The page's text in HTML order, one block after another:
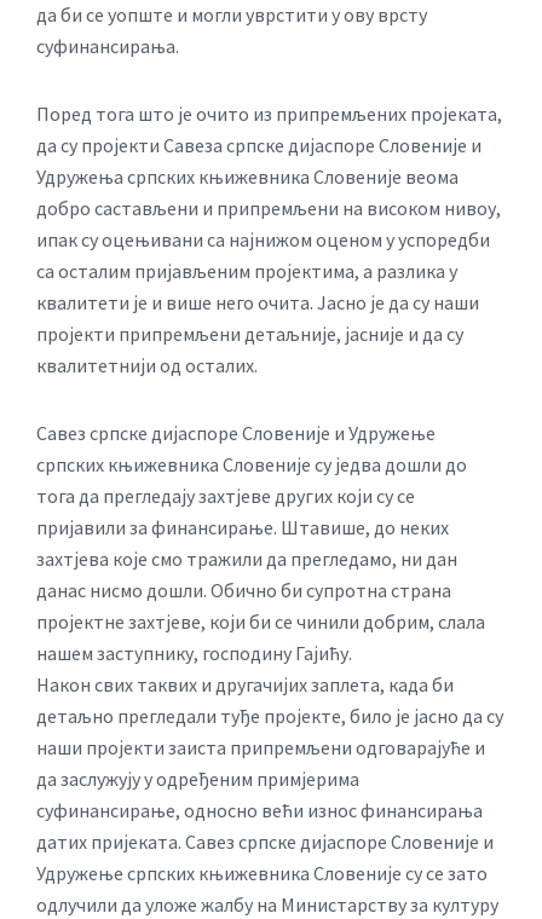
да би се уопште и могли уврстити у ову врсту
суфинансирања.
Поред тога што је очито из припремљених пројеката,
да су пројекти Савеза српске дијаспоре Словеније и
Удружења српских књижевника Словеније веома
добро састављени и припремљени на високом нивоу,
ипак су оцењивани са најнижом оценом у успоредби
са осталим пријављеним пројектима, а разлика у
квалитети је и више него очита. Јасно је да су наши
пројекти припремљени детаљније, јасније и да су
квалитетнији од осталих.
Савез српске дијаспоре Словеније и Удружење
српских књижевника Словеније су једва дошли до
тога да прегледају захтјеве других који су се
пријавили за финансирање. Штавише, до неких
захтјева које смо тражили да прегледамо, ни дан
данас нисмо дошли. Обично би супротна страна
пројектне захтјеве, који би се чинили добрим, слала
нашем заступнику, господину Гајићу.
Након свих таквих и другачијих заплета, када би
детаљно прегледали туђе пројекте, било је јасно да су
наши пројекти заиста припремљени одговарајуће и
да заслужују у одређеним примјерима
суфинансирање, односно већи износ финансирања
датих пријеката. Савез српске дијаспоре Словеније и
Удружење српских књижевника Словеније су се зато
одлучили да уложе жалбу на Министарству за културу